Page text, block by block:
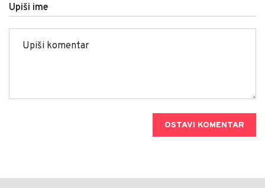
Upiši ime
OSTAVI KOMENTAR